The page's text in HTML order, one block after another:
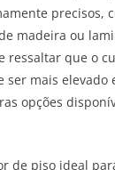
precisos,
madeira ou
ressaltar que o
ser mais elevado
opções
de piso ideal